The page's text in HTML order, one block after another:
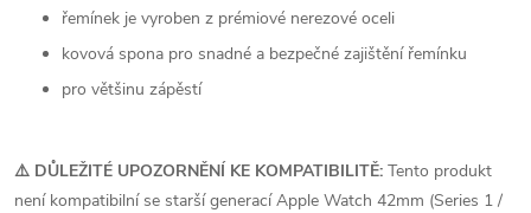
řemínek je vyroben z prémiové nerezové oceli
kovová spona pro snadné a bezpečné zajištění řemínku
pro většinu zápěstí
⚠️ DŮLEŽITÉ UPOZORNĚNÍ KE KOMPATIBILITĚ: Tento produkt
není kompatibilní se starší generací Apple Watch 42mm (Series 1 /